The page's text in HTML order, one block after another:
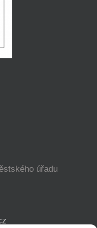
úřadu